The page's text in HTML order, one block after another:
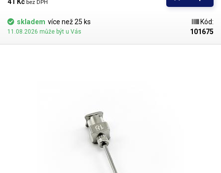
41 Kč bez DPH
skladem více než 25 ks
11.08.2026 může být u Vás
Kód:
101675